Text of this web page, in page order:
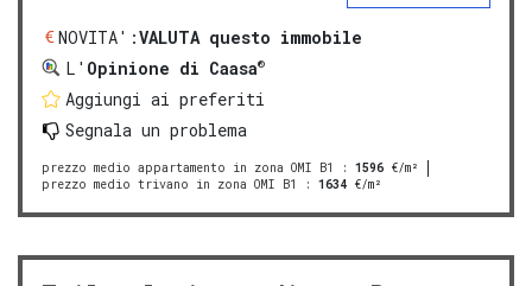
NOVITA':VALUTA questo immobile
L' Opinione di Caasa®
Aggiungi ai preferiti
Segnala un problema
prezzo medio appartamento in zona OMI B1 : 1596 €/m²
prezzo medio trivano in zona OMI B1
: 1634 €/m²